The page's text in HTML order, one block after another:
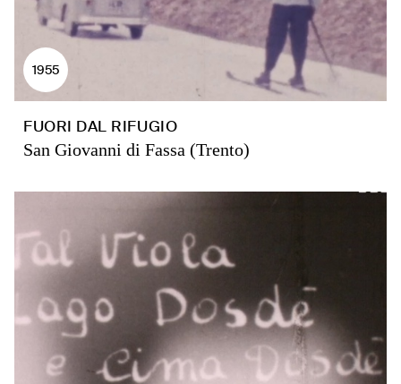
1955
FUORI DAL RIFUGIO
San Giovanni di Fassa (Trento)